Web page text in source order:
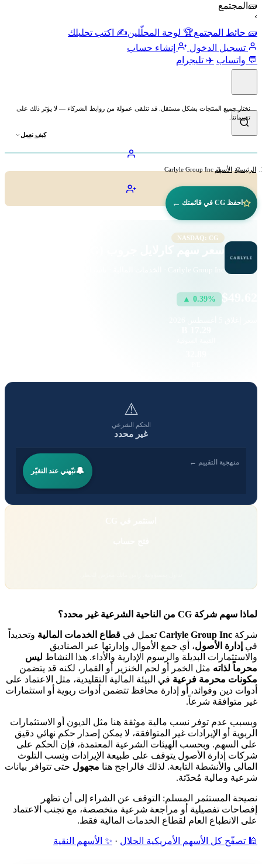
🧱المجتمع
🧱 حائط المجتمع🏆 لوحة المحلّلين✍️ اكتب تحليلك
تسجيل الدخول
إنشاء حساب
💬 واتساب ✈️ تليجرام
نختار جميع المنتجات بشكل مستقل. قد نتلقى عمولة من روابط الشركاء — لا يؤثر ذلك على
تقييماتنا.
كيف نعمل
الرئيسية الأسهم Carlyle Group Inc
احفظ CG في قائمتك ←
NASDAQ: CG
سعر سهم كارلايل جروب (CG)
Carlyle Group Inc · الخدمات المالية · ناسداك
▲ 0.39%
⚠
الحكم الشرعي
غير محدد
منهجية التقييم ←
🔔نبّهني عند التغيّر
لماذا سهم شركة CG من الناحية الشرعية غير محدد؟
شركة Carlyle Group Incتعمل في قطاع الخدمات الماليةوتحديداً
في إدارة الأصول ، أي جمع الأموال وإدارتها عبر الصناديق
والاستثمارات البديلة والرسوم الإدارية والأداء. هذا النشاط ليس
محرماً لذاتهمثل الخمر أو لحم الخنزير أو القمار، لكنه قد يتضمن
مكونات محرمة فرعيةفي البيئة المالية التقليدية، مثل الاعتماد على
أدوات دين وفوائد، أو إدارة محافظ تتضمن أدوات ربوية أو استثمارات
غير متوافقة شرعاً.
وبسبب عدم توفر نسب مالية موثقة هنا مثل الديون أو الاستثمارات
الربوية أو الإيرادات غير المتوافقة، لا يمكن إصدار حكم نهائي دقيق
على السهم. وبحسب الهيئات الشرعية المعتمدة، فإن الحكم على
شركات إدارة الأصول يتوقف على طبيعة الإيرادات ونِسب التلوث
المالي والأنشطة التابعة. لذلك فالراجح هنا مجهول حتى تتوافر بيانات
شرعية ومالية مُحدّثة.
نصيحة المستثمر المسلم: التوقف عن الشراء إلى أن تظهر
إفصاحات تفصيلية أو مراجعة شرعية متخصصة، مع تجنب الاعتماد
على الانطباع العام لقطاع الخدمات المالية فقط.
🕌 تصفّح كل الأسهم الأمريكية الحلال · ✨ الأسهم النقية